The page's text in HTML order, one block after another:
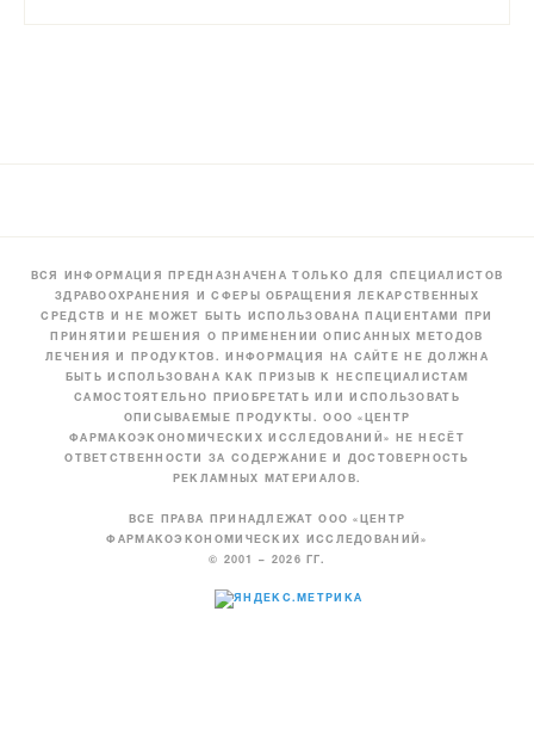
ВСЯ ИНФОРМАЦИЯ ПРЕДНАЗНАЧЕНА ТОЛЬКО ДЛЯ СПЕЦИАЛИСТОВ
ЗДРАВООХРАНЕНИЯ И СФЕРЫ ОБРАЩЕНИЯ ЛЕКАРСТВЕННЫХ
СРЕДСТВ И НЕ МОЖЕТ БЫТЬ ИСПОЛЬЗОВАНА ПАЦИЕНТАМИ ПРИ
ПРИНЯТИИ РЕШЕНИЯ О ПРИМЕНЕНИИ ОПИСАННЫХ МЕТОДОВ
ЛЕЧЕНИЯ И ПРОДУКТОВ. ИНФОРМАЦИЯ НА САЙТЕ НЕ ДОЛЖНА
БЫТЬ ИСПОЛЬЗОВАНА КАК ПРИЗЫВ К НЕСПЕЦИАЛИСТАМ
САМОСТОЯТЕЛЬНО ПРИОБРЕТАТЬ ИЛИ ИСПОЛЬЗОВАТЬ
ОПИСЫВАЕМЫЕ ПРОДУКТЫ. ООО «ЦЕНТР
ФАРМАКОЭКОНОМИЧЕСКИХ ИССЛЕДОВАНИЙ» НЕ НЕСЁТ
ОТВЕТСТВЕННОСТИ ЗА СОДЕРЖАНИЕ И ДОСТОВЕРНОСТЬ
РЕКЛАМНЫХ МАТЕРИАЛОВ.
ВСЕ ПРАВА ПРИНАДЛЕЖАТ ООО «ЦЕНТР
ФАРМАКОЭКОНОМИЧЕСКИХ ИССЛЕДОВАНИЙ»
© 2001 – 2026 ГГ.